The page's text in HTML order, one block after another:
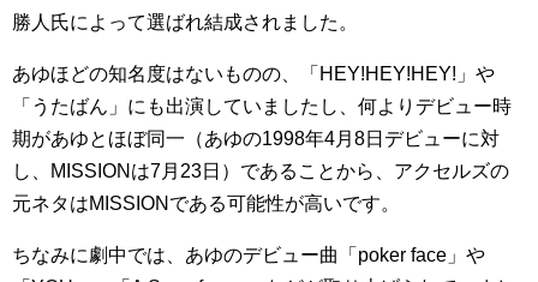
勝人氏によって選ばれ結成されました。
あゆほどの知名度はないものの、「HEY!HEY!HEY!」や
「うたばん」にも出演していましたし、何よりデビュー時
期があゆとほぼ同一（あゆの1998年4月8日デビューに対
し、MISSIONは7月23日）であることから、アクセルズの
元ネタはMISSIONである可能性が高いです。
ちなみに劇中では、あゆのデビュー曲「poker face」や